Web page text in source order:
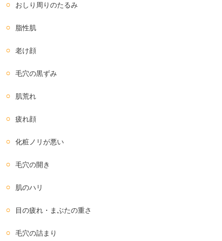
おしり周りのたるみ
脂性肌
老け顔
毛穴の黒ずみ
肌荒れ
疲れ顔
化粧ノリが悪い
毛穴の開き
肌のハリ
目の疲れ・まぶたの重さ
毛穴の詰まり